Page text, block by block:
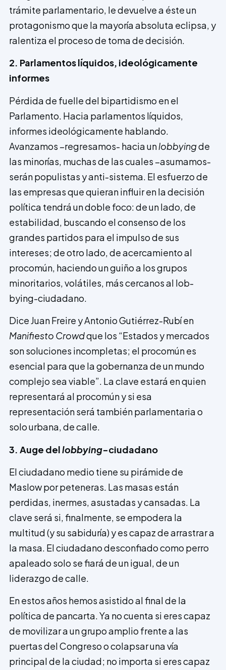
trámite parlamentario, le devuelve a éste un
protagonismo que la mayoría absoluta eclipsa, y
ralen­tiza el proceso de toma de decisión.
2. Parlamentos líquidos, ideológicamente
informes
Pérdida de fuelle del bipartidismo en el
Parlamento. Hacia parlamentos líquidos,
informes ideológicamente hablando.
Avanzamos –regresamos- hacia unlobbyingde
las minorías, muchas de las cuales –asumamos-
serán populistas y anti-sistema. El esfuerzo de
las empresas que quieran influir en la decisión
política tendrá un doble foco: de un lado, de
estabilidad, buscando el consenso de los
grandes partidos para el impulso de sus
intereses; de otro lado, de acercamiento al
procomún, haciendo un guiño a los grupos
minoritarios, volátiles, más cercanos al lob­
bying-ciudadano.
Dice Juan Freire y Antonio Gutiérrez-Rubí en
Manifiesto Crowdque los “Estados y mercados
son soluciones incompletas; el procomún es
esencial para que la gobernanza de un mundo
complejo sea viable”. La clave estará en quien
representará al procomún y si esa
representación será también parlamentaria o
solo urbana, de calle.
3. Auge dellobbying-ciudadano
El ciudadano medio tiene su pirámide de
Maslow por peteneras. Las masas están
perdidas, inermes, asustadas y cansadas. La
clave será si, finalmente, se empodera la
multitud (y su sabiduría) y es capaz de arrastrar a
la masa. El ciudadano desconfiado como pe­rro
apaleado solo se fiará de un igual, de un
liderazg­o de calle.
En estos años hemos asistido al final de la
política de pancarta. Ya no cuenta si eres capaz
de movilizar a un grupo amplio frente a las
puertas del Congreso o colapsar una vía
principal de la ciudad; no importa si eres capaz